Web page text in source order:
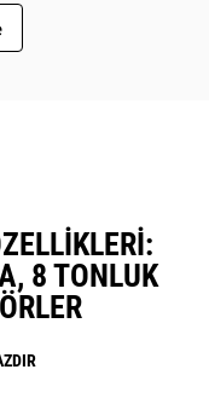
8 TONLUK